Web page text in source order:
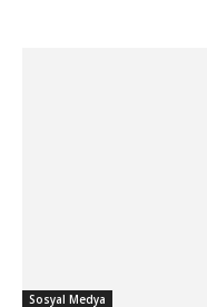
Sosyal Medya